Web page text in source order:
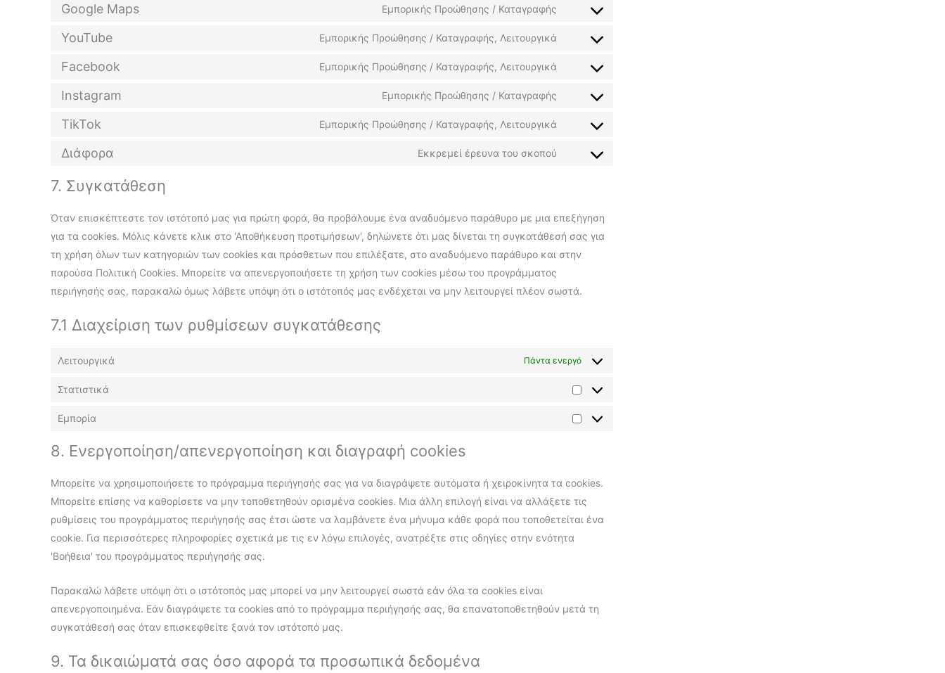
Google Maps Εμπορικής Προώθησης / Καταγραφής
YouTube Εμπορικής Προώθησης / Καταγραφής, Λειτουργικά
Facebook Εμπορικής Προώθησης / Καταγραφής, Λειτουργικά
Instagram Εμπορικής Προώθησης / Καταγραφής
TikTok Εμπορικής Προώθησης / Καταγραφής, Λειτουργικά
Διάφορα Εκκρεμεί έρευνα του σκοπού
7. Συγκατάθεση
Όταν επισκέπτεστε τον ιστότοπό μας για πρώτη φορά, θα προβάλουμε ένα αναδυόμενο παράθυρο με μια επεξήγηση
για τα cookies. Μόλις κάνετε κλικ στο 'Αποθήκευση προτιμήσεων', δηλώνετε ότι μας δίνεται τη συγκατάθεσή σας για
τη χρήση όλων των κατηγοριών των cookies και πρόσθετων που επιλέξατε, στο αναδυόμενο παράθυρο και στην
παρούσα Πολιτική Cookies. Μπορείτε να απενεργοποιήσετε τη χρήση των cookies μέσω του προγράμματος
περιήγησής σας, παρακαλώ όμως λάβετε υπόψη ότι ο ιστότοπός μας ενδέχεται να μην λειτουργεί πλέον σωστά.
7.1 Διαχείριση των ρυθμίσεων συγκατάθεσης
Λειτουργικά Πάντα ενεργό
Στατιστικά
Εμπορία
8. Ενεργοποίηση/απενεργοποίηση και διαγραφή cookies
Μπορείτε να χρησιμοποιήσετε το πρόγραμμα περιήγησής σας για να διαγράψετε αυτόματα ή χειροκίνητα τα cookies.
Μπορείτε επίσης να καθορίσετε να μην τοποθετηθούν ορισμένα cookies. Μια άλλη επιλογή είναι να αλλάξετε τις
ρυθμίσεις του προγράμματος περιήγησής σας έτσι ώστε να λαμβάνετε ένα μήνυμα κάθε φορά που τοποθετείται ένα
cookie. Για περισσότερες πληροφορίες σχετικά με τις εν λόγω επιλογές, ανατρέξτε στις οδηγίες στην ενότητα
'Βοήθεια' του προγράμματος περιήγησής σας.
Παρακαλώ λάβετε υπόψη ότι ο ιστότοπός μας μπορεί να μην λειτουργεί σωστά εάν όλα τα cookies είναι
απενεργοποιημένα. Εάν διαγράψετε τα cookies από το πρόγραμμα περιήγησής σας, θα επανατοποθετηθούν μετά τη
συγκατάθεσή σας όταν επισκεφθείτε ξανά τον ιστότοπό μας.
9. Τα δικαιώματά σας όσο αφορά τα προσωπικά δεδομένα